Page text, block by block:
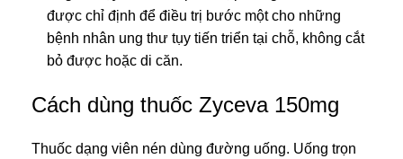
được chỉ định để điều trị bước một cho những
bệnh nhân ung thư tụy tiến triển tại chỗ, không cắt
bỏ được hoặc di căn.
Cách dùng thuốc Zyceva 150mg
Thuốc dạng viên nén dùng đường uống. Uống trọn